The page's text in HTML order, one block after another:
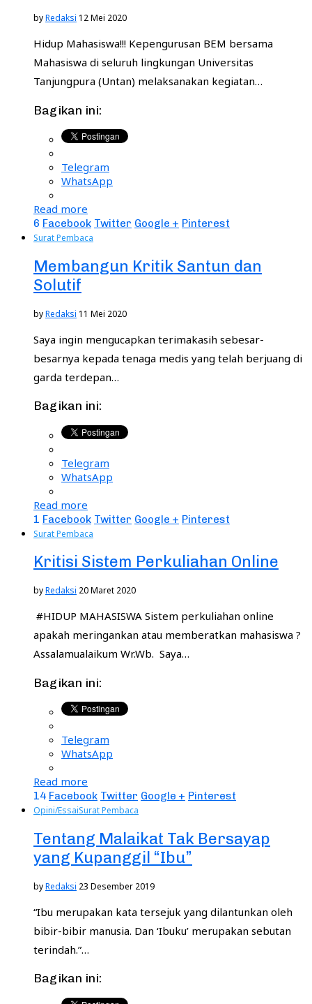
byRedaksi 12 Mei 2020
Hidup Mahasiswa!!! Kepengurusan BEM bersama
Mahasiswa di seluruh lingkungan Universitas
Tanjungpura (Untan) melaksanakan kegiatan…
Bagikan ini:
Telegram
WhatsApp
Read more
6 Facebook Twitter Google + Pinterest
Surat Pembaca
Membangun Kritik Santun dan
Solutif
byRedaksi 11 Mei 2020
Saya ingin mengucapkan terimakasih sebesar-
besarnya kepada tenaga medis yang telah berjuang di
garda terdepan…
Bagikan ini:
Telegram
WhatsApp
Read more
1 Facebook Twitter Google + Pinterest
Surat Pembaca
Kritisi Sistem Perkuliahan Online
byRedaksi 20 Maret 2020
#HIDUP MAHASISWA Sistem perkuliahan online
apakah meringankan atau memberatkan mahasiswa ?
Assalamualaikum Wr.Wb. Saya…
Bagikan ini:
Telegram
WhatsApp
Read more
14 Facebook Twitter Google + Pinterest
Opini/EssaiSurat Pembaca
Tentang Malaikat Tak Bersayap
yang Kupanggil “Ibu”
byRedaksi 23 Desember 2019
“Ibu merupakan kata tersejuk yang dilantunkan oleh
bibir-bibir manusia. Dan ‘Ibuku’ merupakan sebutan
terindah.”…
Bagikan ini: